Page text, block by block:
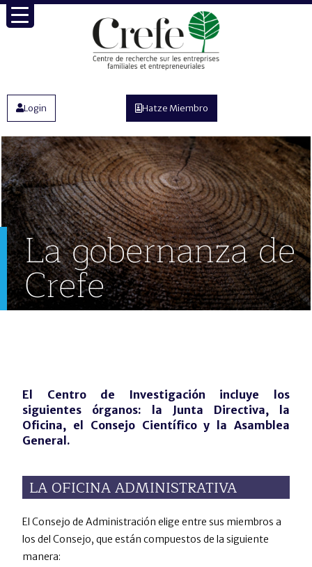
Login Hatze Miembro
La gobernanza de
Crefe
El Centro de Investigación incluye los
siguientes órganos: la Junta Directiva, la
Oficina, el Consejo Científico y la Asamblea
General.
LA OFICINA ADMINISTRATIVA
El Consejo de Administración elige entre sus miembros a
los del Consejo, que están compuestos de la siguiente
manera: